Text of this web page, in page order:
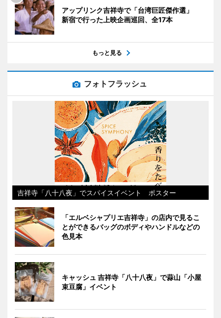
アップリンク吉祥寺で「台湾巨匠傑作選」
新宿で行った上映企画巡回、全17本
もっと見る
フォトフラッシュ
吉祥寺「八十八夜」でスパイスイベント ポスター
「エルベシャプリエ吉祥寺」の店内で見るこ
とができるバッグのボディやハンドルなどの
色見本
キャッシュ 吉祥寺「八十八夜」で蒜山「小屋
束豆腐」イベント